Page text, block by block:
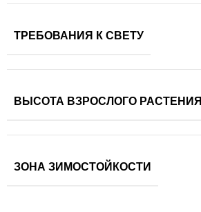
ТРЕБОВАНИЯ К СВЕТУ
ВЫСОТА ВЗРОСЛОГО РАСТЕНИЯ
ЗОНА ЗИМОСТОЙКОСТИ